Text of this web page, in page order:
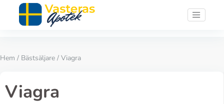
Hem / Bästsäljare / Viagra
Viagra